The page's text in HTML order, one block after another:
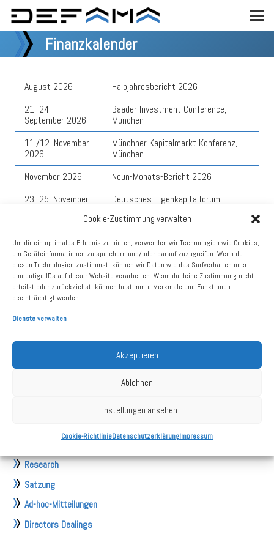
Cookie-Zustimmung verwalten
Um dir ein optimales Erlebnis zu bieten, verwenden wir Technologien wie Cookies,
um Geräteinformationen zu speichern und/oder darauf zuzugreifen. Wenn du
diesen Technologien zustimmst, können wir Daten wie das Surfverhalten oder
eindeutige IDs auf dieser Website verarbeiten. Wenn du deine Zustimmung nicht
erteilst oder zurückziehst, können bestimmte Merkmale und Funktionen
beeinträchtigt werden.
Dienste verwalten
Akzeptieren
Ablehnen
Einstellungen ansehen
Cookie-RichtlinieDatenschutzerklärungImpressum
Finanzkalender
August 2026
Halbjahresbericht 2026
21.-24.
September 2026
Baader Investment Conference,
München
11./12. November
2026
Münchner Kapitalmarkt Konferenz,
München
November 2026
Neun-Monats-Bericht 2026
23.-25. November
Deutsches Eigenkapitalforum,
Mai 2027
Geschäftsbericht 2026
Mai 2027
Quartalsbericht I/2027
Juli 2027
Investoren
Research
Satzung
Ad-hoc-Mitteilungen
Directors Dealings